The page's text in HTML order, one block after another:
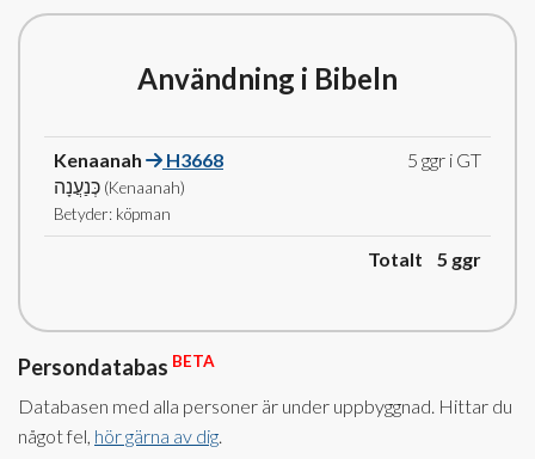
Användning i Bibeln
Kenaanah
H3668
(Kenaanah)
Betyder: köpman
5 ggr i GT
Totalt 5 ggr
Persondatabas BETA
Databasen med alla personer är under uppbyggnad. Hittar du
något fel, hör gärna av dig.